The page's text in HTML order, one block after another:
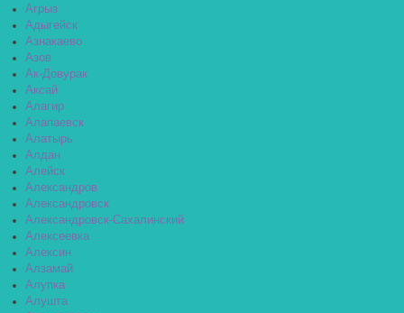
Агрыз
Адыгейск
Азнакаево
Азов
Ак-Довурак
Аксай
Алагир
Алапаевск
Алатырь
Алдан
Алейск
Александров
Александровск
Александровск-Сахалинский
Алексеевка
Алексин
Алзамай
Алупка
Алушта